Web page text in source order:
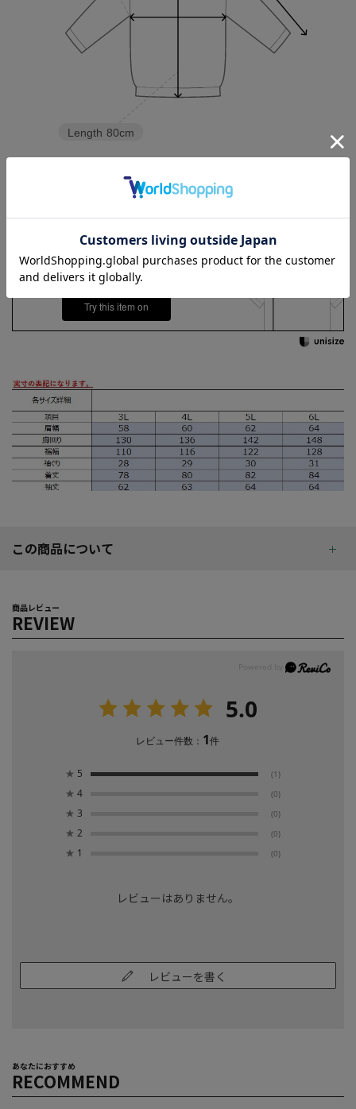
Length 80cm
3L 5L
Check the recommended size
Try this item on
この商品について
商品レビュー
REVIEW
5.0
レビュー件数： 1件
★ 5 (1)
★ 4 (0)
★ 3 (0)
★ 2 (0)
★ 1 (0)
レビューはありません。
レビューを書く
あなたにおすすめ
RECOMMEND